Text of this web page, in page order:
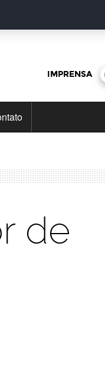
IMPRENSA
de